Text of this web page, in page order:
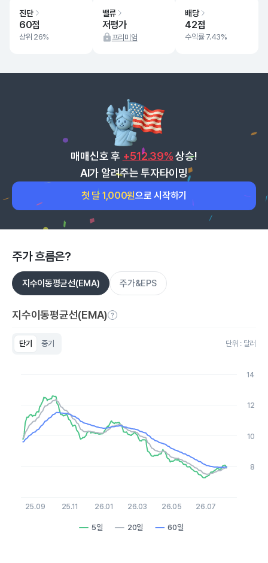
진단
60점
상위 26%
밸류
저평가
프리미엄
배당
42점
수익률 7.43%
매매신호 후 +512.39% 상승!
AI가 알려주는 투자타이밍
첫 달 1,000원으로 시작하기
주가 흐름은?
지수이동평균선(EMA) 주가&EPS
지수이동평균선(EMA)
단기 중기 단위 : 달러
The chart has 1 X axis displaying Time. Data ranges from
The chart has 1 Y axis displaying values. Data ranges from
5일 20일 60일
25.09 25.11 26.01 26.03 26.05 26.07
8
10
12
14